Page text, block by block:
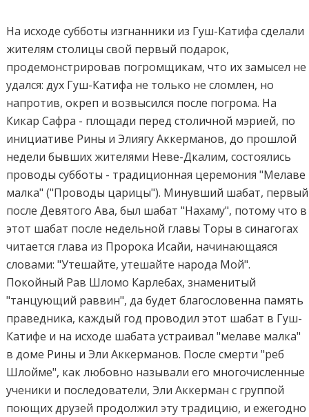
На исходе субботы изгнанники из Гуш-Катифа сделали
жителям столицы свой первый подарок,
продемонстрировав погромщикам, что их замысел не
удался: дух Гуш-Катифа не только не сломлен, но
напротив, окреп и возвысился после погрома. На
Кикар Сафра - площади перед столичной мэрией, по
инициативе Рины и Элиягу Аккерманов, до прошлой
недели бывших жителями Неве-Дкалим, состоялись
проводы субботы - традиционная церемония "Мелаве
малка" ("Проводы царицы"). Минувший шабат, первый
после Девятого Ава, был шабат "Нахаму", потому что в
этот шабат после недельной главы Торы в синагогах
читается глава из Пророка Исайи, начинающаяся
словами: "Утешайте, утешайте народа Мой".
Покойный Рав Шломо Карлебах, знаменитый
"танцующий раввин", да будет благословенна память
праведника, каждый год проводил этот шабат в Гуш-
Катифе и на исходе шабата устраивал "мелаве малка"
в доме Рины и Эли Аккерманов. После смерти "реб
Шлойме", как любовно называли его многочисленные
ученики и последователи, Эли Аккерман с группой
поющих друзей продолжил эту традицию, и ежегодно